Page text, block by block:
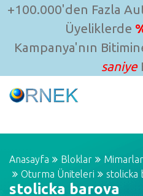
+100.000'den Fazla
Üyeliklerde
Kampanya'nın
saniye
Anasayfa Bloklar Mimarlar
Oturma Üniteleri
stolicka
stolicka barova